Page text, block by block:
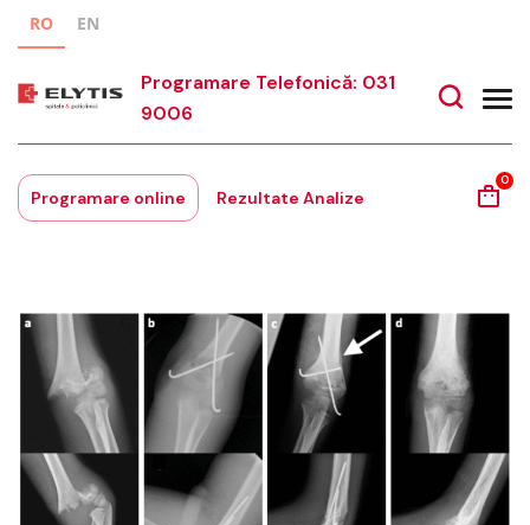
RO EN
Programare Telefonică: 031
9006
Programare online Rezultate Analize
0